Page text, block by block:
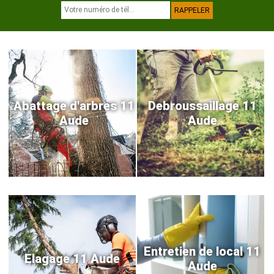
Abattage d'arbres 11
Aude
Debroussaillage 11
Aude
Elagage 11 Aude
Entretien de local 11
Aude